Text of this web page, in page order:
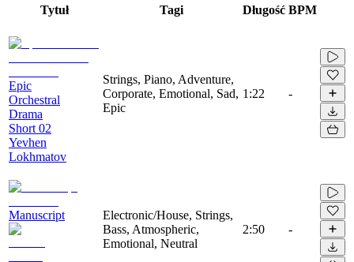
Tytuł Tagi Długość BPM
Epic
Orchestral
Drama
Short 02
Yevhen
Lokhmatov
Strings, Piano, Adventure,
Corporate, Emotional, Sad,
Epic
1:22 -
Manuscript
Electronic/House, Strings,
Bass, Atmospheric,
Emotional, Neutral
2:50 -